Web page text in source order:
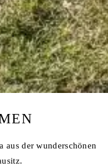
aus der wunderschönen